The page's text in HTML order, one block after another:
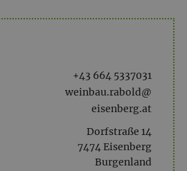
+43 664 5337031
weinbau.rabold@
eisenberg.at
Dorfstraße 14
7474 Eisenberg
Burgenland